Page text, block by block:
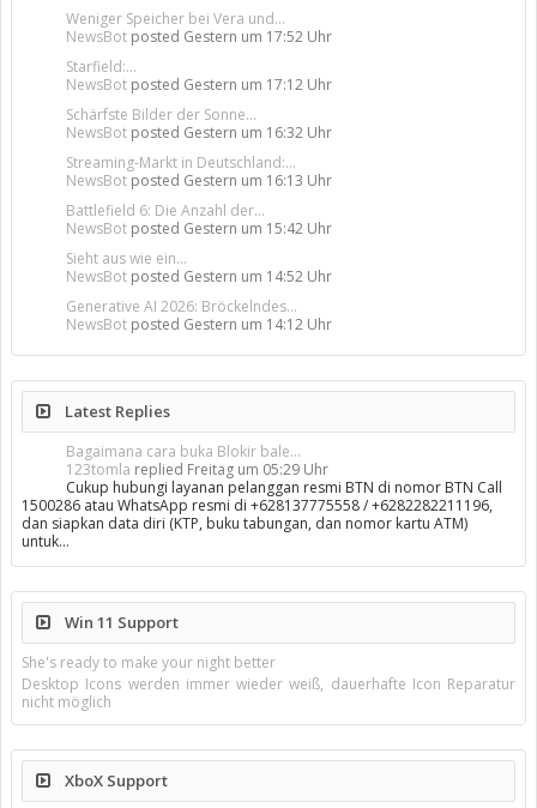
Weniger Speicher bei Vera und...
NewsBot posted Gestern um 17:52 Uhr
Starfield:...
NewsBot posted Gestern um 17:12 Uhr
Schärfste Bilder der Sonne...
NewsBot posted Gestern um 16:32 Uhr
Streaming-Markt in Deutschland:...
NewsBot posted Gestern um 16:13 Uhr
Battlefield 6: Die Anzahl der...
NewsBot posted Gestern um 15:42 Uhr
Sieht aus wie ein...
NewsBot posted Gestern um 14:52 Uhr
Generative AI 2026: Bröckelndes...
NewsBot posted Gestern um 14:12 Uhr
Latest Replies
Bagaimana cara buka Blokir bale...
123tomla replied Freitag um 05:29 Uhr
Cukup hubungi layanan pelanggan resmi BTN di nomor BTN Call
1500286 atau WhatsApp resmi di +628137775558 / +6282282211196,
dan siapkan data diri (KTP, buku tabungan, dan nomor kartu ATM)
untuk…
Win 11 Support
She's ready to make your night better
Desktop Icons werden immer wieder weiß, dauerhafte Icon Reparatur
nicht möglich
XboX Support